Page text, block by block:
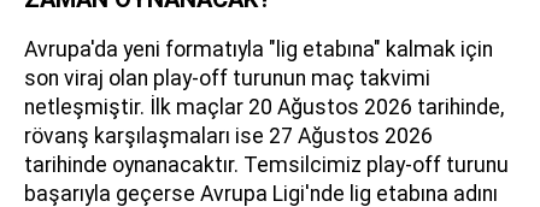
Avrupa'da yeni formatıyla "lig etabına" kalmak için
son viraj olan play-off turunun maç takvimi
netleşmiştir. İlk maçlar 20 Ağustos 2026 tarihinde,
rövanş karşılaşmaları ise 27 Ağustos 2026
tarihinde oynanacaktır. Temsilcimiz play-off turunu
başarıyla geçerse Avrupa Ligi'nde lig etabına adını